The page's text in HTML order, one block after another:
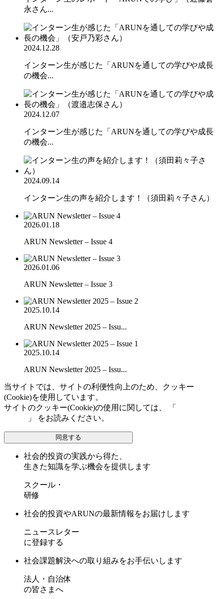
永さん...
2024.12.28
インターン生が感じた「ARUNを通しての学びや成長
の機会...
2024.12.07
インターン生が感じた「ARUNを通しての学びや成長
の機会...
2024.09.14
インターン生の声を紹介します！（須田莉々子さん）
2026.01.18
ARUN Newsletter – Issue 4
2026.01.06
ARUN Newsletter – Issue 3
2025.10.14
ARUN Newsletter 2025 – Issu...
2025.10.14
ARUN Newsletter 2025 – Issu...
当サイトでは、サイトの利便性向上のため、クッキー
(Cookie)を使用しています。
サイトのクッキー(Cookie)の使用に関しては、 「
」 をお読みください。
同意する
社会的投資の実践から得た、
生きた知識を学ぶ機会を提供します
スクール・
研修
社会的投資やARUNの最新情報をお届けします
ニュースレター
に登録する
社会課題解決への取り組みをお手伝いします
法人・自治体
の皆さまへ